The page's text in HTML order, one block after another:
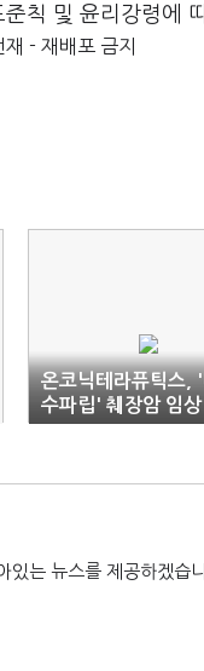
칙 및 윤리강령에
- 재배포 금지
온코닉테라퓨틱스,
수파립' 췌장암 임상
상 신청
있는 뉴스를 제공하겠습